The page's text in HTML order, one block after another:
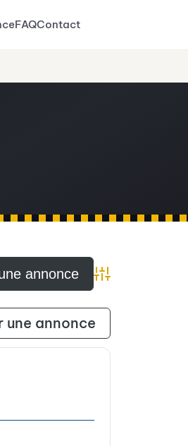
FAQContact
Advanced Search
une annonce